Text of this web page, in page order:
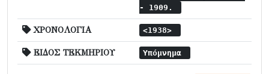
- 1909.
ΧΡΟΝΟΛΟΓΙΑ <1938>
ΕΙΔΟΣ ΤΕΚΜΗΡΙΟΥ Υπόμνημα